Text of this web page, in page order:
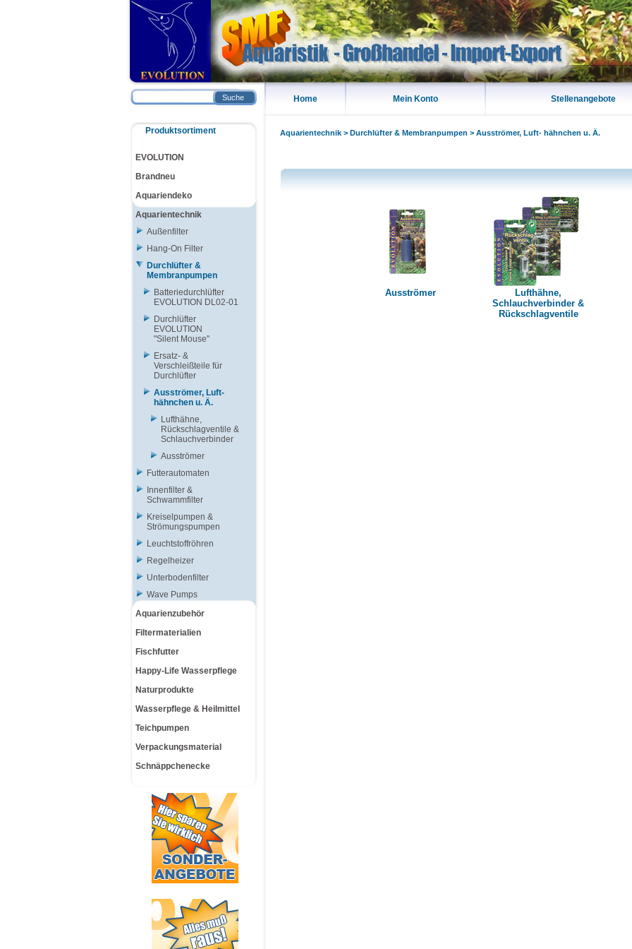
Home Mein Konto Stellenangebote
Aquarientechnik> Durchlüfter & Membranpumpen > Ausströmer, Luft- hähnchen u. Ä.
Ausströmer
Lufthähne,
Schlauchverbinder &
Rückschlagventile
Suche
Produktsortiment
EVOLUTION
Brandneu
Aquariendeko
Aquarientechnik
Außenfilter
Hang-On Filter
Durchlüfter &
Membranpumpen
Batteriedurchlüfter
EVOLUTION DL02-01
Durchlüfter
EVOLUTION
"Silent Mouse"
Ersatz- &
Verschleißteile für
Durchlüfter
Ausströmer, Luft-
hähnchen u. Ä.
Lufthähne,
Rückschlagventile &
Schlauchverbinder
Ausströmer
Futterautomaten
Innenfilter &
Schwammfilter
Kreiselpumpen &
Strömungspumpen
Leuchtstoffröhren
Regelheizer
Unterbodenfilter
Wave Pumps
Aquarienzubehör
Filtermaterialien
Fischfutter
Happy-Life Wasserpflege
Naturprodukte
Wasserpflege & Heilmittel
Teichpumpen
Verpackungsmaterial
Schnäppchenecke